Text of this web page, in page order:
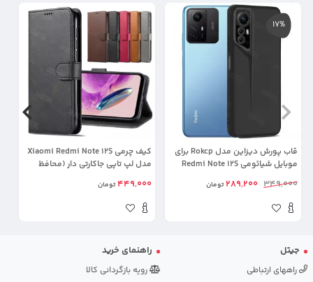
17%
قاب پورش دیزاین مدل Rokcp برای
موبایل شیائومی Redmi Note 12S
349,000
289,200تومان
کیف چرمی Xiaomi Redmi Note 12S
مدل لپ تاپی جاکارتی دار (محافظ
449,000تومان
جیتل
راههای ارتباطی
راهنمای خرید
رویه بازگردانی کالا